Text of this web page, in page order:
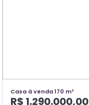
Casa à venda 170 m²
R$ 1.290.000,00